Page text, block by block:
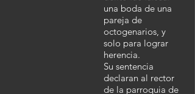
una boda de una
pareja de
octogenarios, y
solo para lograr
herencia.
Su sentencia
declaran al rector
de la parroquia de